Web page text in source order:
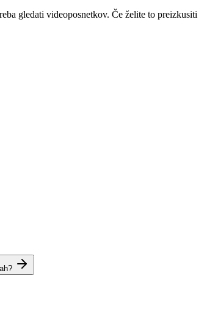
gledati videoposnetkov. Če želite to preizkusiti